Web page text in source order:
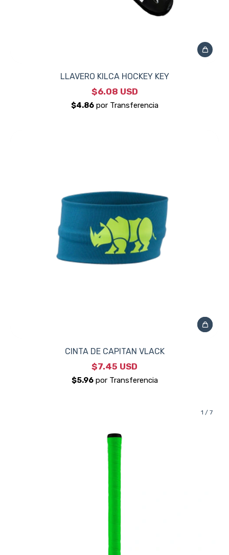
LLAVERO KILCA HOCKEY KEY
$6.08 USD
CINTA DE CAPITAN VLACK
$7.45 USD
1 / 7